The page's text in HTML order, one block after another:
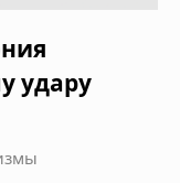
удару